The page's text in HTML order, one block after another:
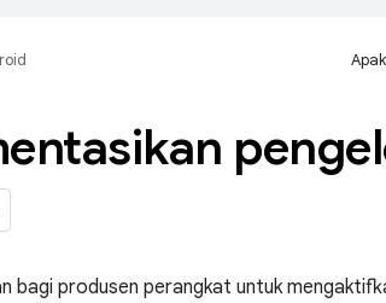
bagi produsen perangkat untuk